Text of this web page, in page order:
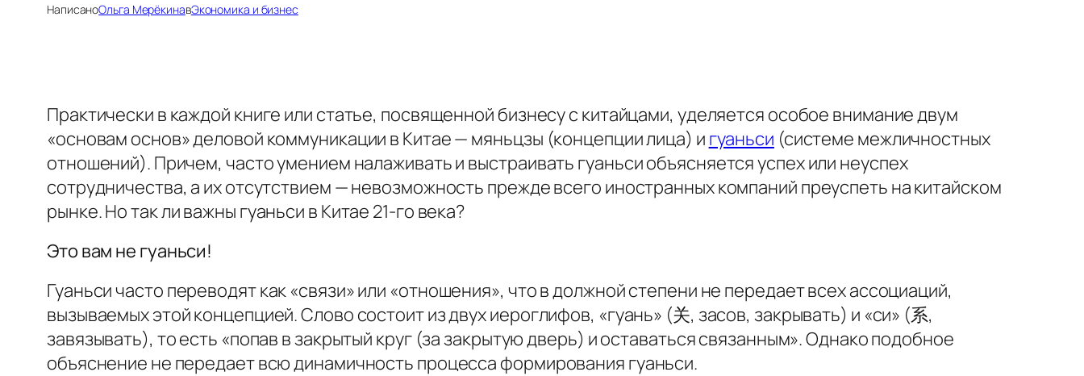
НаписаноОльга МерёкинавЭкономика и бизнес
Практически в каждой книге или статье, посвященной бизнесу с китайцами, уделяется особое внимание двум
«основам основ» деловой коммуникации в Китае — мяньцзы (концепции лица) и гуаньси (системе межличностных
отношений). Причем, часто умением налаживать и выстраивать гуаньсиобъясняется успех или неуспех
сотрудничества, а их отсутствием — невозможность прежде всего иностранных компаний преуспеть на китайском
рынке. Но так ли важны гуаньси в Китае 21-го века?
Это вам не гуаньси!
Гуаньсичасто переводят как «связи» или «отношения», что в должной степени не передает всех ассоциаций,
вызываемых этой концепцией. Слово состоит из двух иероглифов, «гуань» (关, засов, закрывать) и «си» (系,
завязывать), то есть «попав в закрытый круг (за закрытую дверь) и оставаться связанным». Однако подобное
объяснение не передает всю динамичность процесса формирования гуаньси.